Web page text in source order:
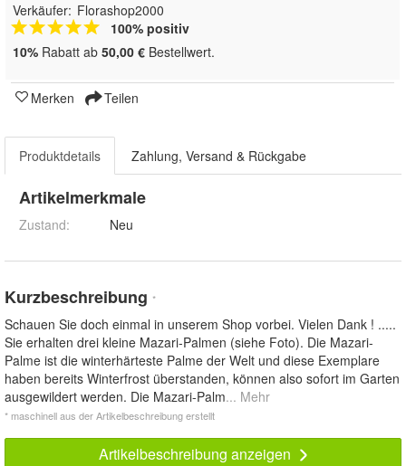
Verkäufer: Florashop2000
100% positiv
10% Rabatt ab 50,00 € Bestellwert.
Merken Teilen
Produktdetails Zahlung, Versand & Rückgabe
Artikelmerkmale
Zustand: Neu
Kurzbeschreibung *
Schauen Sie doch einmal in unserem Shop vorbei. Vielen Dank ! .....
Sie erhalten drei kleine Mazari-Palmen (siehe Foto). Die Mazari-
Palme ist die winterhärteste Palme der Welt und diese Exemplare
haben bereits Winterfrost überstanden, können also sofort im Garten
ausgewildert werden. Die Mazari-Palm... Mehr
* maschinell aus der Artikelbeschreibung erstellt
Artikelbeschreibung anzeigen